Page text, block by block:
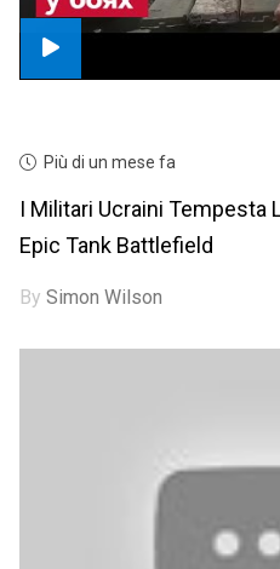
Più di un mese fa
I Militari Ucraini Tempesta
Epic Tank Battlefield
BySimon Wilson